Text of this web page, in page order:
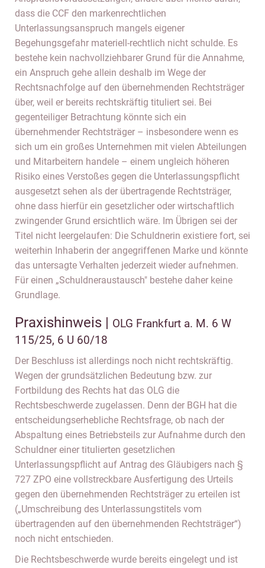
dass die CCF den markenrechtlichen
Unterlassungsanspruch mangels eigener
Begehungsgefahr materiell-rechtlich nicht schulde. Es
bestehe kein nachvollziehbarer Grund für die Annahme,
ein Anspruch gehe allein deshalb im Wege der
Rechtsnachfolge auf den übernehmenden Rechtsträger
über, weil er bereits rechtskräftig tituliert sei. Bei
gegenteiliger Betrachtung könnte sich ein
übernehmender Rechtsträger – insbesondere wenn es
sich um ein großes Unternehmen mit vielen Abteilungen
und Mitarbeitern handele – einem ungleich höheren
Risiko eines Verstoßes gegen die Unterlassungspflicht
ausgesetzt sehen als der übertragende Rechtsträger,
ohne dass hierfür ein gesetzlicher oder wirtschaftlich
zwingender Grund ersichtlich wäre. Im Übrigen sei der
Titel nicht leergelaufen: Die Schuldnerin existiere fort, sei
weiterhin Inhaberin der angegriffenen Marke und könnte
das untersagte Verhalten jederzeit wieder aufnehmen.
Für einen „Schuldneraustausch" bestehe daher keine
Grundlage.
Praxishinweis | OLG Frankfurt a. M. 6 W
115/25, 6 U 60/18
Der Beschluss ist allerdings noch nicht rechtskräftig.
Wegen der grundsätzlichen Bedeutung bzw. zur
Fortbildung des Rechts hat das OLG die
Rechtsbeschwerde zugelassen. Denn der BGH hat die
entscheidungserhebliche Rechtsfrage, ob nach der
Abspaltung eines Betriebsteils zur Aufnahme durch den
Schuldner einer titulierten gesetzlichen
Unterlassungspflicht auf Antrag des Gläubigers nach §
727 ZPO eine vollstreckbare Ausfertigung des Urteils
gegen den übernehmenden Rechtsträger zu erteilen ist
(„Umschreibung des Unterlassungstitels vom
übertragenden auf den übernehmenden Rechtsträger“)
noch nicht entschieden.
Die Rechtsbeschwerde wurde bereits eingelegt und ist